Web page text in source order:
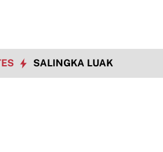
SALINGKA LUAK